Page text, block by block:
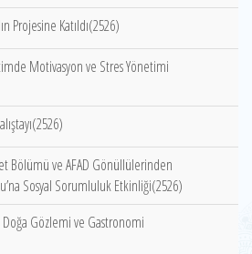
Projesine Katıldı(2526)
Motivasyon ve Stres Yönetimi
Bölümü ve AFAD Gönüllülerinden
Sosyal Sorumluluk Etkinliği(2526)
Gözlemi ve Gastronomi